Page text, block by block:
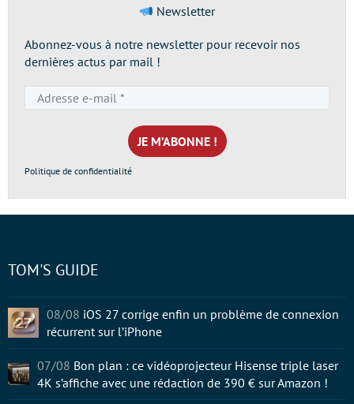
Newsletter
Abonnez-vous à notre newsletter pour recevoir nos
dernières actus par mail !
e-
mail
*
Politique de confidentialité
TOM'S GUIDE
08/08 iOS 27 corrige enfin un problème de connexion
récurrent sur l’iPhone
07/08 Bon plan : ce vidéoprojecteur Hisense triple laser
4K s’affiche avec une rédaction de 390 € sur Amazon !